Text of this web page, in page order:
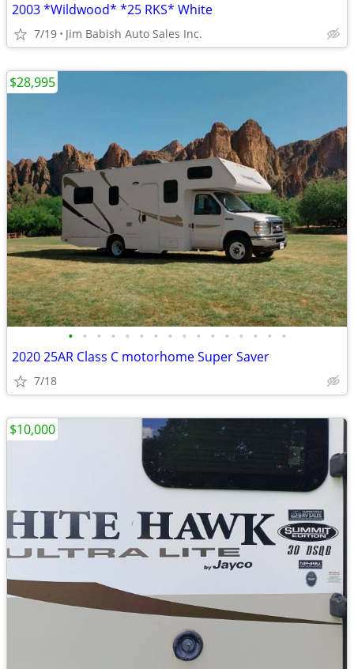
2003 *Wildwood* *25 RKS* White
7/19 Jim Babish Auto Sales Inc.
• • • • • • • • • • • • • • • •
2020 25AR Class C motorhome Super Saver
7/18
$28,995
$10,000